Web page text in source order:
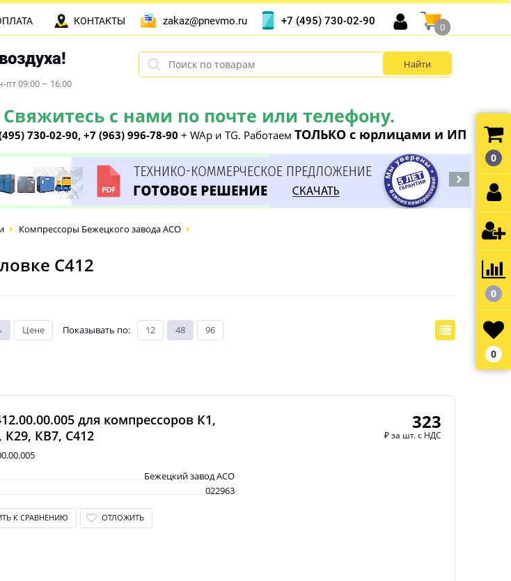
пт 09:00 – 16:00
с нами по почте или телефону.
730-02-90, +7 (963) 996-78-90 + WAp и TG. Работаем ТОЛЬКО с юрлицами и ИП
КОНТАКТЫ zakaz@pnevmo.ru +7 (495) 730-02-90
0
Компрессоры Бежецкого завода АСО
С412
Цене Показывать по: 12 48 96
для компрессоров К1,
К29, КВ7, С412
Бежецкий завод АСО
022963
К СРАВНЕНИЮ ОТЛОЖИТЬ
323
₽за шт. с НДС
0
0
0